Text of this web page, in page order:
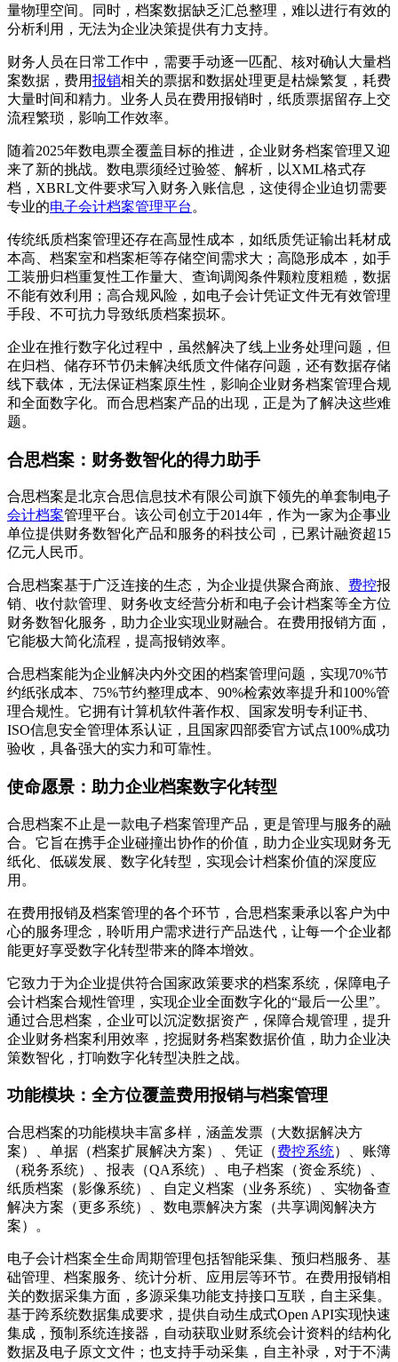
量物理空间。同时，档案数据缺乏汇总整理，难以进行有效的
分析利用，无法为企业决策提供有力支持。
财务人员在日常工作中，需要手动逐一匹配、核对确认大量档
案数据，费用报销相关的票据和数据处理更是枯燥繁复，耗费
大量时间和精力。业务人员在费用报销时，纸质票据留存上交
流程繁琐，影响工作效率。
随着2025年数电票全覆盖目标的推进，企业财务档案管理又迎
来了新的挑战。数电票须经过验签、解析，以XML格式存
档，XBRL文件要求写入财务入账信息，这使得企业迫切需要
专业的电子会计档案管理平台 。
传统纸质档案管理还存在高显性成本，如纸质凭证输出耗材成
本高、档案室和档案柜等存储空间需求大；高隐形成本，如手
工装册归档重复性工作量大、查询调阅条件颗粒度粗糙，数据
不能有效利用；高合规风险，如电子会计凭证文件无有效管理
手段、不可抗力导致纸质档案损坏。
企业在推行数字化过程中，虽然解决了线上业务处理问题，但
在归档、储存环节仍未解决纸质文件储存问题，还有数据存储
线下载体，无法保证档案原生性，影响企业财务档案管理合规
和全面数字化。而合思档案产品的出现，正是为了解决这些难
题。
合思档案：财务数智化的得力助手
合思档案是北京合思信息技术有限公司旗下领先的单套制电子
会计档案管理平台。该公司创立于2014年，作为一家为企事业
单位提供财务数智化产品和服务的科技公司，已累计融资超15
亿元人民币。
合思档案基于广泛连接的生态，为企业提供聚合商旅、 费控报
销、收付款管理、财务收支经营分析和电子会计档案等全方位
财务数智化服务，助力企业实现业财融合。在费用报销方面，
它能极大简化流程，提高报销效率。
合思档案能为企业解决内外交困的档案管理问题，实现70%节
约纸张成本、75%节约整理成本、90%检索效率提升和100%管
理合规性。它拥有计算机软件著作权、国家发明专利证书、
ISO信息安全管理体系认证，且国家四部委官方试点100%成功
验收，具备强大的实力和可靠性。
使命愿景：助力企业档案数字化转型
合思档案不止是一款电子档案管理产品，更是管理与服务的融
合。它旨在携手企业碰撞出协作的价值，助力企业实现财务无
纸化、低碳发展、数字化转型，实现会计档案价值的深度应
用。
在费用报销及档案管理的各个环节，合思档案秉承以客户为中
心的服务理念，聆听用户需求进行产品迭代，让每一个企业都
能更好享受数字化转型带来的降本增效。
它致力于为企业提供符合国家政策要求的档案系统，保障电子
会计档案合规性管理，实现企业全面数字化的“最后一公里”。
通过合思档案，企业可以沉淀数据资产，保障合规管理，提升
企业财务档案利用效率，挖掘财务档案数据价值，助力企业决
策数智化，打响数字化转型决胜之战。
功能模块：全方位覆盖费用报销与档案管理
合思档案的功能模块丰富多样，涵盖发票（大数据解决方
案）、单据（档案扩展解决方案）、凭证（费控系统）、账簿
（税务系统）、报表（QA系统）、电子档案（资金系统）、
纸质档案（影像系统）、自定义档案（业务系统）、实物备查
解决方案（更多系统）、数电票解决方案（共享调阅解决方
案）。
电子会计档案全生命周期管理包括智能采集、预归档服务、基
础管理、档案服务、统计分析、应用层等环节。在费用报销相
关的数据采集方面，多源采集功能支持接口互联，自主采集。
基于跨系统数据集成要求，提供自动生成式Open API实现快速
集成，预制系统连接器，自动获取业财系统会计资料的结构化
数据及电子原文文件；也支持手动采集，自主补录，对于不满